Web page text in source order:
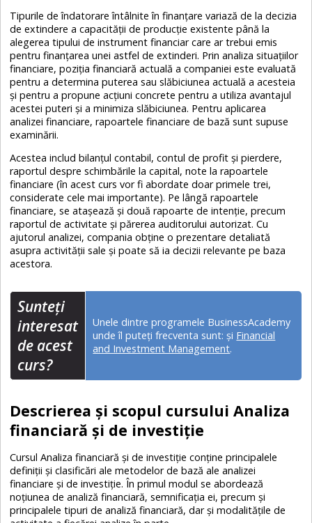
Tipurile de îndatorare întâlnite în finanțare variază de la decizia
de extindere a capacității de producție existente până la
alegerea tipului de instrument financiar care ar trebui emis
pentru finanțarea unei astfel de extinderi. Prin analiza situațiilor
financiare, poziția financiară actuală a companiei este evaluată
pentru a determina puterea sau slăbiciunea actuală a acesteia
și pentru a propune acțiuni concrete pentru a utiliza avantajul
acestei puteri și a minimiza slăbiciunea. Pentru aplicarea
analizei financiare, rapoartele financiare de bază sunt supuse
examinării.
Acestea includ bilanțul contabil, contul de profit și pierdere,
raportul despre schimbările la capital, note la rapoartele
financiare (în acest curs vor fi abordate doar primele trei,
considerate cele mai importante). Pe lângă rapoartele
financiare, se atașează și două rapoarte de intenție, precum
raportul de activitate și părerea auditorului autorizat. Cu
ajutorul analizei, compania obține o prezentare detaliată
asupra activității sale și poate să ia decizii relevante pe baza
acestora.
Sunteţi
interesat
de acest
curs?
Unele dintre programele BusinessAcademy
unde îl puteți frecventa sunt:și Financial
and Investment Management.
Descrierea și scopul cursului Analiza
financiară și de investiție
Cursul Analiza financiară și de investiție conține principalele
definiții și clasificări ale metodelor de bază ale analizei
financiare și de investiție. În primul modul se abordează
noțiunea de analiză financiară, semnificația ei, precum și
principalele tipuri de analiză financiară, dar și modalitățile de